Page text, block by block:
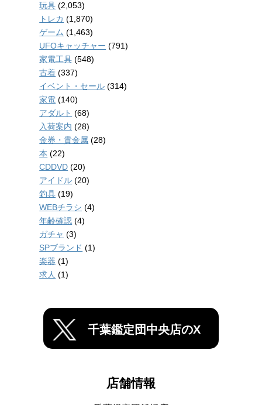
玩具 (2,053)
トレカ (1,870)
ゲーム (1,463)
UFOキャッチャー (791)
家電工具 (548)
古着 (337)
イベント・セール (314)
家電 (140)
アダルト (68)
入荷案内 (28)
金券・貴金属 (28)
本 (22)
CDDVD (20)
アイドル (20)
釣具 (19)
WEBチラシ (4)
年齢確認 (4)
ガチャ (3)
SPブランド (1)
楽器 (1)
求人 (1)
千葉鑑定団中央店のX
店舗情報